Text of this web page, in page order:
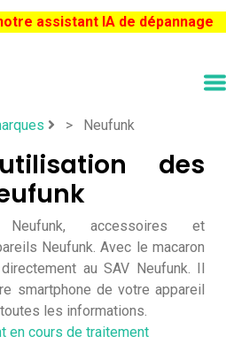
assistant IA de dépannage
> Neufunk
des
accessoires et
Neufunk. Avec le macaron
au SAV Neufunk. Il
smartphone de votre appareil
les informations.
en cours de traitement